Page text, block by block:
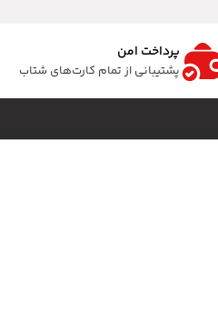
پرداخت امن
پشتیبانی از تمام کارت‌های شتاب